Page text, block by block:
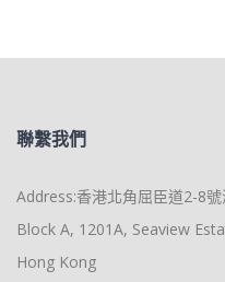
聯繫我們
Address:香港北角屈臣道2-8
Block A, 1201A, Seaview
Hong Kong